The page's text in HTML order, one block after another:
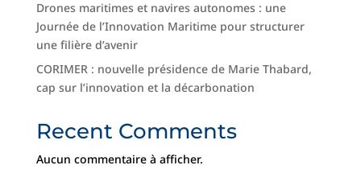
Drones maritimes et navires autonomes : une
Journée de l’Innovation Maritime pour structurer
une filière d’avenir
CORIMER : nouvelle présidence de Marie Thabard,
cap sur l’innovation et la décarbonation
Recent Comments
Aucun commentaire à afficher.